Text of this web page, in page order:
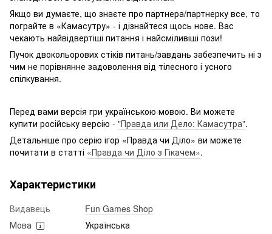
Якщо ви думаєте, що знаєте про партнера/партнерку все, то
пограйте в «Камасутру» - і дізнайтеся щось нове. Вас
чекають найвідвертіші питання і найсміливіші пози!
Пучок двокольорових стіків питань/завдань забезпечить ні з
чим не порівнянне задоволення від тілесного і усного
спілкування.
Перед вами версія гри українською мовою. Ви можете
купити російську версію - "Правда или Дело: Камасутра".
Детальніше про серію ігор «Правда чи Діло» ви можете
почитати в статті «Правда чи Діло з Гікачем».
Характеристики
Видавець
Fun Games Shop
Мова
Українська